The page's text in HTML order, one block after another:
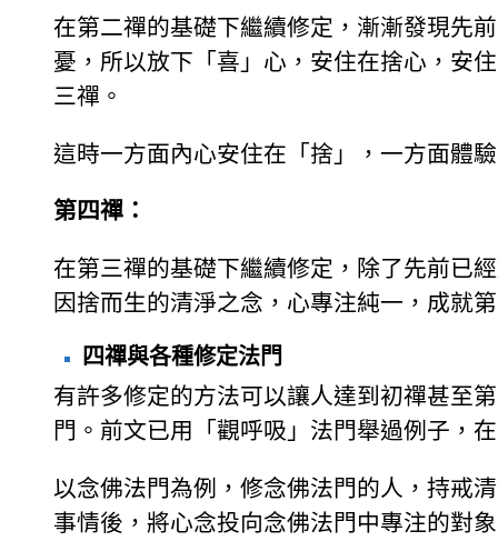
在第二禪的基礎下繼續修定，漸漸發現先
憂，所以放下「喜」心，安住在捨心，安
三禪。
這時一方面內心安住在「捨」，一方面體
第四禪：
在第三禪的基礎下繼續修定，除了先前已
因捨而生的清淨之念，心專注純一，成就
四禪與各種修定法門
有許多修定的方法可以讓人達到初禪甚至
門。前文已用「觀呼吸」法門舉過例子，
以念佛法門為例，修念佛法門的人，持戒
事情後，將心念投向念佛法門中專注的對